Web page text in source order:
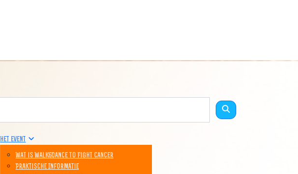
Het event
Wat is Walk&Dance to Fight Cancer
Praktische Informatie